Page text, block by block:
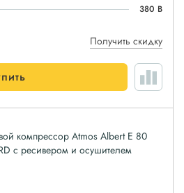
380 В
Получить скидку
компрессор Atmos Albert E 80
с ресивером и осушителем